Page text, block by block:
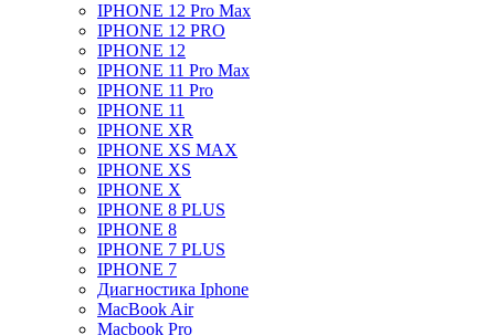
IPHONE 12 Pro Max
IPHONE 12 PRO
IPHONE 12
IPHONE 11 Pro Max
IPHONE 11 Pro
IPHONE 11
IPHONE XR
IPHONE XS MAX
IPHONE XS
IPHONE X
IPHONE 8 PLUS
IPHONE 8
IPHONE 7 PLUS
IPHONE 7
Диагностика Iphone
MacBook Air
Macbook Pro